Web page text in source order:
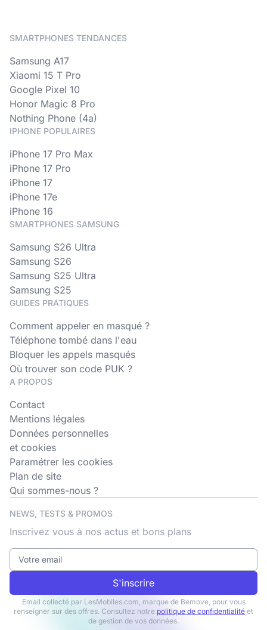
SMARTPHONES TENDANCES
Samsung A17
Xiaomi 15 T Pro
Google Pixel 10
Honor Magic 8 Pro
Nothing Phone (4a)
IPHONE POPULAIRES
iPhone 17 Pro Max
iPhone 17 Pro
iPhone 17
iPhone 17e
iPhone 16
SMARTPHONES SAMSUNG
Samsung S26 Ultra
Samsung S26
Samsung S25 Ultra
Samsung S25
GUIDES PRATIQUES
Comment appeler en masqué ?
Téléphone tombé dans l'eau
Bloquer les appels masqués
Où trouver son code PUK ?
A PROPOS
Contact
Mentions légales
Données personnelles
et cookies
Paramétrer les cookies
Plan de site
Qui sommes-nous ?
NEWS, TESTS & PROMOS
Inscrivez vous à nos actus et bons plans
S'inscrire
Email collecté par LesMobiles.com, marque de Bemove, pour vous
renseigner sur des offres. Consultez notre politique de confidentialité et
de gestion de vos données.